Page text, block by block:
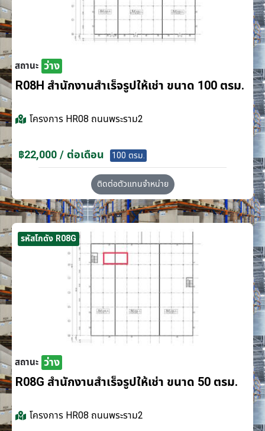
สถานะ ว่าง
R08H สำนักงานสำเร็จรูปให้เช่า ขนาด 100 ตรม.
โครงการ HR08 ถนนพระราม2
฿22,000 / ต่อเดือน 100 ตรม.
ติดต่อตัวแทนจำหน่าย
รหัสโกดัง R08G
สถานะ ว่าง
R08G สำนักงานสำเร็จรูปให้เช่า ขนาด 50 ตรม.
โครงการ HR08 ถนนพระราม2